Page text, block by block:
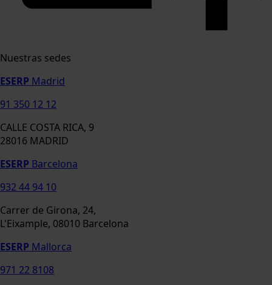
Nuestras sedes
ESERP Madrid
91 350 12 12
CALLE COSTA RICA, 9
28016 MADRID
ESERP Barcelona
932 44 94 10
Carrer de Girona, 24,
L'Eixample, 08010 Barcelona
ESERP Mallorca
971 22 8108